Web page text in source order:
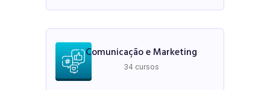
Comunicação e Marketing
34 cursos